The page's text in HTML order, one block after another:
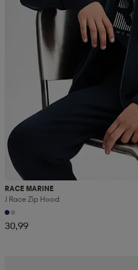
RACE MARINE
J Race Zip Hood
30,99